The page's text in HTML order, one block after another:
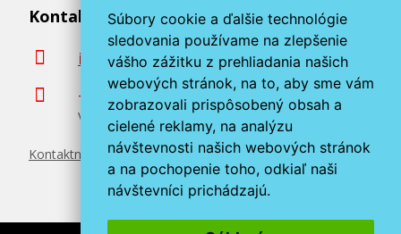
Súbory cookie a ďalšie technológie
sledovania používame na zlepšenie
vášho zážitku z prehliadania našich
webových stránok, na to, aby sme vám
zobrazovali prispôsobený obsah a
cielené reklamy, na analýzu
návštevnosti našich webových stránok
a na pochopenie toho, odkiaľ naši
návštevníci prichádzajú.
Pridať do košíka
Kontaktujte nás
info@miroluk.sk
+420 377 222 313
Volajte v pracovné dni od 8. do 17. hod.
Kontaktné údaje